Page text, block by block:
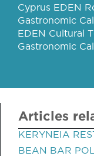
Cyprus EDEN
Gastronomic
EDEN Cultural
Gastronomic
Articles
KERYNEIA
BEAN BAR